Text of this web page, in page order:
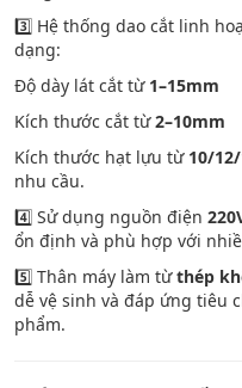
3️⃣ Hệ thống dao cắt linh
dạng:
Độ dày lát cắt từ 1–15mm
Kích thước cắt từ2–10mm
Kích thước hạt lựu từ 10/
nhu cầu.
4️⃣ Sử dụng nguồn điện
ổn định và phù hợp với
5️⃣ Thân máy làm từthép
dễ vệ sinh và đáp ứng tiêu
phẩm.